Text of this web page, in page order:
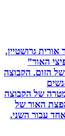
גרושטיין.
הקבוצה
הקבוצה
של
השני.